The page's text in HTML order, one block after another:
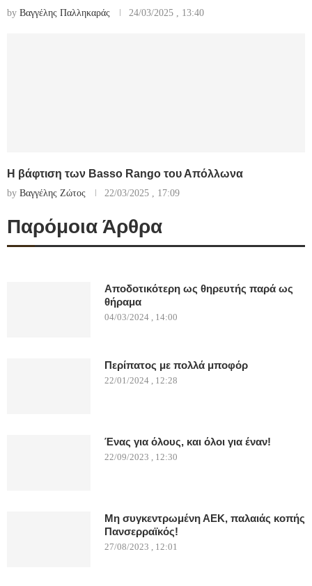
by Βαγγέλης Παλληκαράς 24/03/2025 , 13:40
Η βάφτιση των Basso Rango του Απόλλωνα
by Βαγγέλης Ζώτος 22/03/2025 , 17:09
Παρόμοια Άρθρα
Αποδοτικότερη ως θηρευτής παρά ως
θήραμα
04/03/2024 , 14:00
Περίπατος με πολλά μποφόρ
22/01/2024 , 12:28
Ένας για όλους, και όλοι για έναν!
22/09/2023 , 12:30
Μη συγκεντρωμένη ΑΕΚ, παλαιάς κοπής
Πανσερραϊκός!
27/08/2023 , 12:01